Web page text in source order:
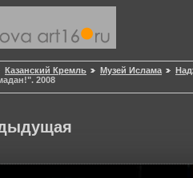
Казанский Кремль Музей Ислама
2008